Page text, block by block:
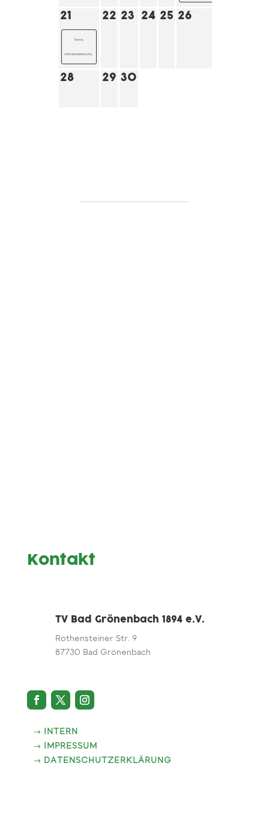
21
Tennis:
Altkreismeisterscha...
22 23 24 25 26
28 29 30
Kontakt
TV Bad Grönenbach 1894 e.V.
Rothensteiner Str. 9
87730 Bad Grönenbach
INTERN
IMPRESSUM
DATENSCHUTZERKLÄRUNG